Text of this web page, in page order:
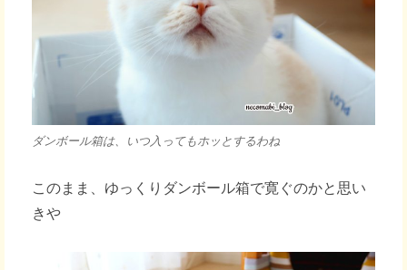
ダンボール箱は、いつ入ってもホッとするわね
このまま、ゆっくりダンボール箱で寛ぐのかと思い
きや